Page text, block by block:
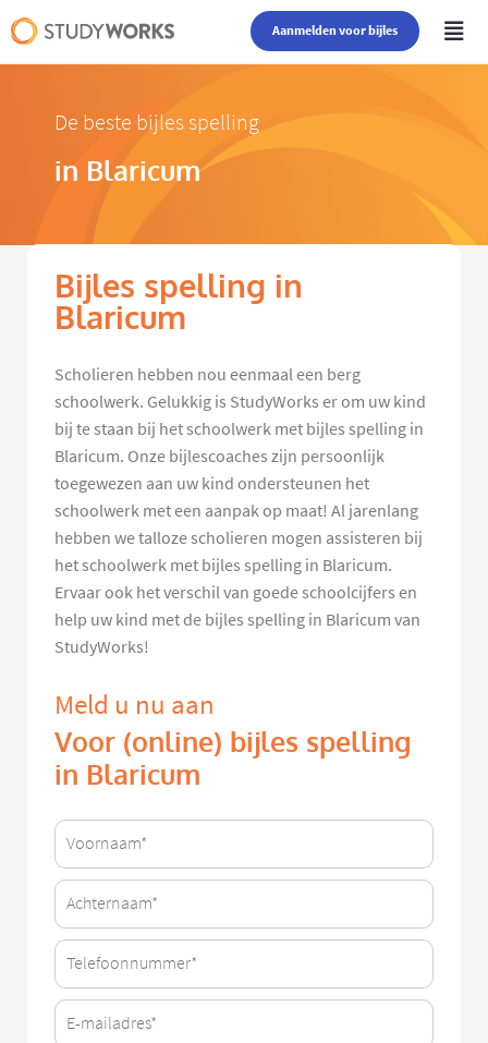
Aanmelden voor bijles
De beste bijles spelling
in Blaricum
Bijles spelling in
Blaricum
Scholieren hebben nou eenmaal een berg
schoolwerk. Gelukkig is StudyWorks er om uw kind
bij te staan bij het schoolwerk met bijles spelling in
Blaricum. Onze bijlescoaches zijn persoonlijk
toegewezen aan uw kind ondersteunen het
schoolwerk met een aanpak op maat! Al jarenlang
hebben we talloze scholieren mogen assisteren bij
het schoolwerk met bijles spelling in Blaricum.
Ervaar ook het verschil van goede schoolcijfers en
help uw kind met de bijles spelling in Blaricum van
StudyWorks!
Meld u nu aan
Voor (online) bijles spelling
in Blaricum